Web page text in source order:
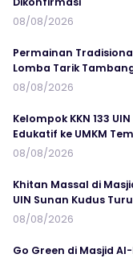
08/08/2026
Permainan
Lomba Tarik
08/08/2026
Kelompok KKN 133
Edukatif ke UMKM
08/08/2026
Khitan Massal di
UIN Sunan Kudus
08/08/2026
Go Green di Masjid